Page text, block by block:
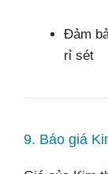
Đảm
rỉ sét
9. Báo giá